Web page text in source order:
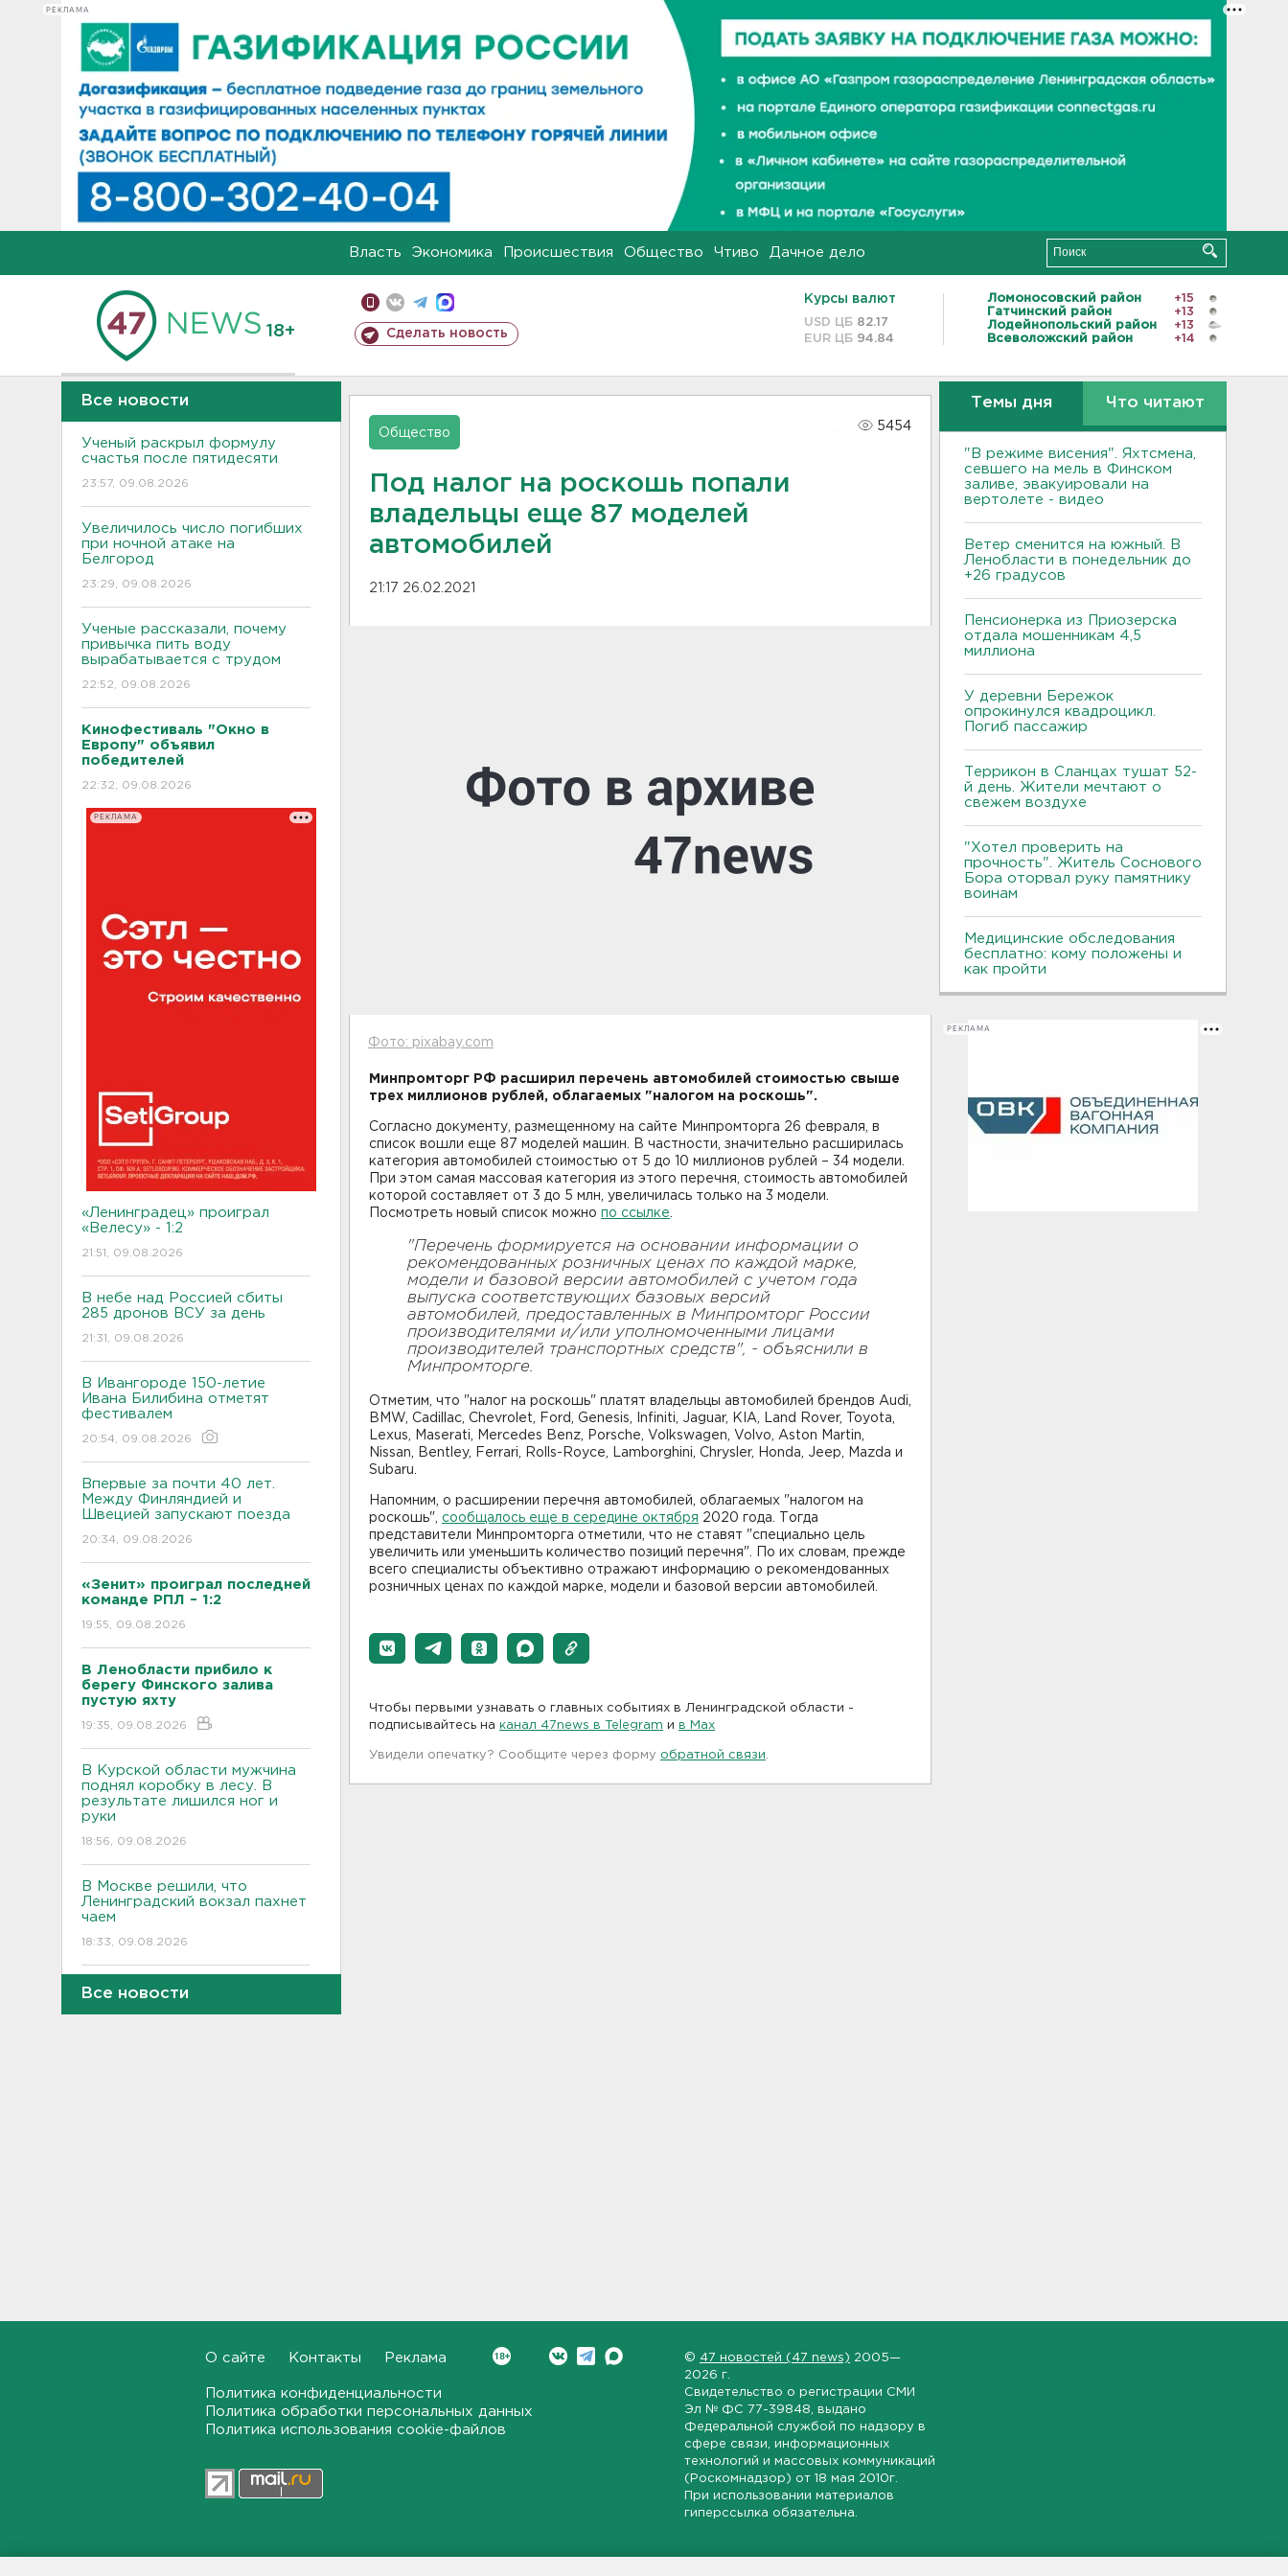
РЕКЛАМА
Власть Экономика Происшествия Общество Чтиво Дачное дело
18+ Сделать новость
Курсы валют
USD ЦБ 82.17
EUR ЦБ 94.84
Ломоносовский район
+15
Гатчинский район
+13
Лодейнопольский район
+13
Всеволожский район
+14
Все новости
Ученый раскрыл формулу
счастья после пятидесяти
23:57, 09.08.2026
Увеличилось число погибших
при ночной атаке на
Белгород
23:29, 09.08.2026
Ученые рассказали, почему
привычка пить воду
вырабатывается с трудом
22:52, 09.08.2026
Кинофестиваль "Окно в
Европу" объявил
победителей
22:32, 09.08.2026
РЕКЛАМА
«Ленинградец» проиграл
«Велесу» - 1:2
21:51, 09.08.2026
В небе над Россией сбиты
285 дронов ВСУ за день
21:31, 09.08.2026
В Ивангороде 150-летие
Ивана Билибина отметят
фестивалем
20:54, 09.08.2026
Впервые за почти 40 лет.
Между Финляндией и
Швецией запускают поезда
20:34, 09.08.2026
«Зенит» проиграл последней
команде РПЛ – 1:2
19:55, 09.08.2026
В Ленобласти прибило к
берегу Финского залива
пустую яхту
19:35, 09.08.2026
В Курской области мужчина
поднял коробку в лесу. В
результате лишился ног и
руки
18:56, 09.08.2026
В Москве решили, что
Ленинградский вокзал пахнет
чаем
18:33, 09.08.2026
На Невском пятачке
состоялся митинг в память
героев, отстоявших
Яхтсмена, севшего на мель в
эвакуировали на вертолете -
Дорожные работы ограничат
Все новости
Общество
5454
Под налог на роскошь попали
владельцы еще 87 моделей
автомобилей
21:17 26.02.2021
Фото: pixabay.com
Минпромторг РФ расширил перечень автомобилей стоимостью свыше
трех миллионов рублей, облагаемых "налогом на роскошь".
Согласно документу, размещенному на сайте Минпромторга 26 февраля, в
список вошли еще 87 моделей машин. В частности, значительно расширилась
категория автомобилей стоимостью от 5 до 10 миллионов рублей – 34 модели.
При этом самая массовая категория из этого перечня, стоимость автомобилей
которой составляет от 3 до 5 млн, увеличилась только на 3 модели.
Посмотреть новый список можно по ссылке
"Перечень формируется на основании информации о
рекомендованных розничных ценах по каждой марке,
модели и базовой версии автомобилей с учетом года
выпуска соответствующих базовых версий
автомобилей, предоставленных в Минпромторг России
производителями и/или уполномоченными лицами
производителей транспортных средств", - объяснили в
Минпромторге.
Отметим, что "налог на роскошь" платят владельцы автомобилей брендов Audi,
BMW, Cadillac, Chevrolet, Ford, Genesis, Infiniti, Jaguar, KIA, Land Rover, Toyota,
Lexus, Maserati, Mercedes Benz, Porsche, Volkswagen, Volvo, Aston Martin,
Nissan, Bentley, Ferrari, Rolls-Royce, Lamborghini, Chrysler, Honda, Jeep, Mazda и
Subaru.
Напомним, о расширении перечня автомобилей, облагаемых "налогом на
роскошь", сообщалось еще в середине октября 2020 года. Тогда
представители Минпромторга отметили, что не ставят "специально цель
увеличить или уменьшить количество позиций перечня". По их словам, прежде
всего специалисты объективно отражают информацию о рекомендованных
розничных ценах по каждой марке, модели и базовой версии автомобилей.
Чтобы первыми узнавать о главных событиях в Ленинградской области -
подписывайтесь на канал 47news в Telegram и в Maх
Увидели опечатку? Сообщите через форму обратной связи
Темы дня Что читают
"В режиме висения". Яхтсмена,
севшего на мель в Финском
заливе, эвакуировали на
вертолете - видео
Ветер сменится на южный. В
Ленобласти в понедельник до
+26 градусов
Пенсионерка из Приозерска
отдала мошенникам 4,5
миллиона
У деревни Бережок
опрокинулся квадроцикл.
Погиб пассажир
Террикон в Сланцах тушат 52-
й день. Жители мечтают о
свежем воздухе
"Хотел проверить на
прочность". Житель Соснового
Бора оторвал руку памятнику
воинам
Медицинские обследования
бесплатно: кому положены и
как пройти
РЕКЛАМА
О сайте Контакты Реклама
Политика конфиденциальности
Политика обработки персональных данных
Политика использования cookie-файлов
© 47 новостей (47 news) 2005—
2026 г.
Свидетельство о регистрации СМИ
Эл № ФС 77-39848 , выдано
Федеральной службой по надзору в
сфере связи, информационных
технологий и массовых коммуникаций
(Роскомнадзор) от 18 мая 2010г.
При использовании материалов
гиперссылка обязательна.